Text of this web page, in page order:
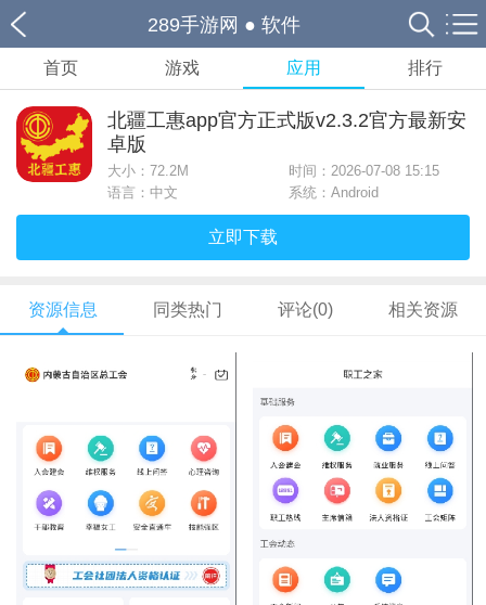
289手游网 ● 软件
首页 游戏 应用 排行
北疆工惠app官方正式版v2.3.2官方最新安
卓版
大小： 72.2M
时间：2026-07-08 15:15
语言：中文
系统：Android
立即下载
资源信息 同类热门 评论(0) 相关资源